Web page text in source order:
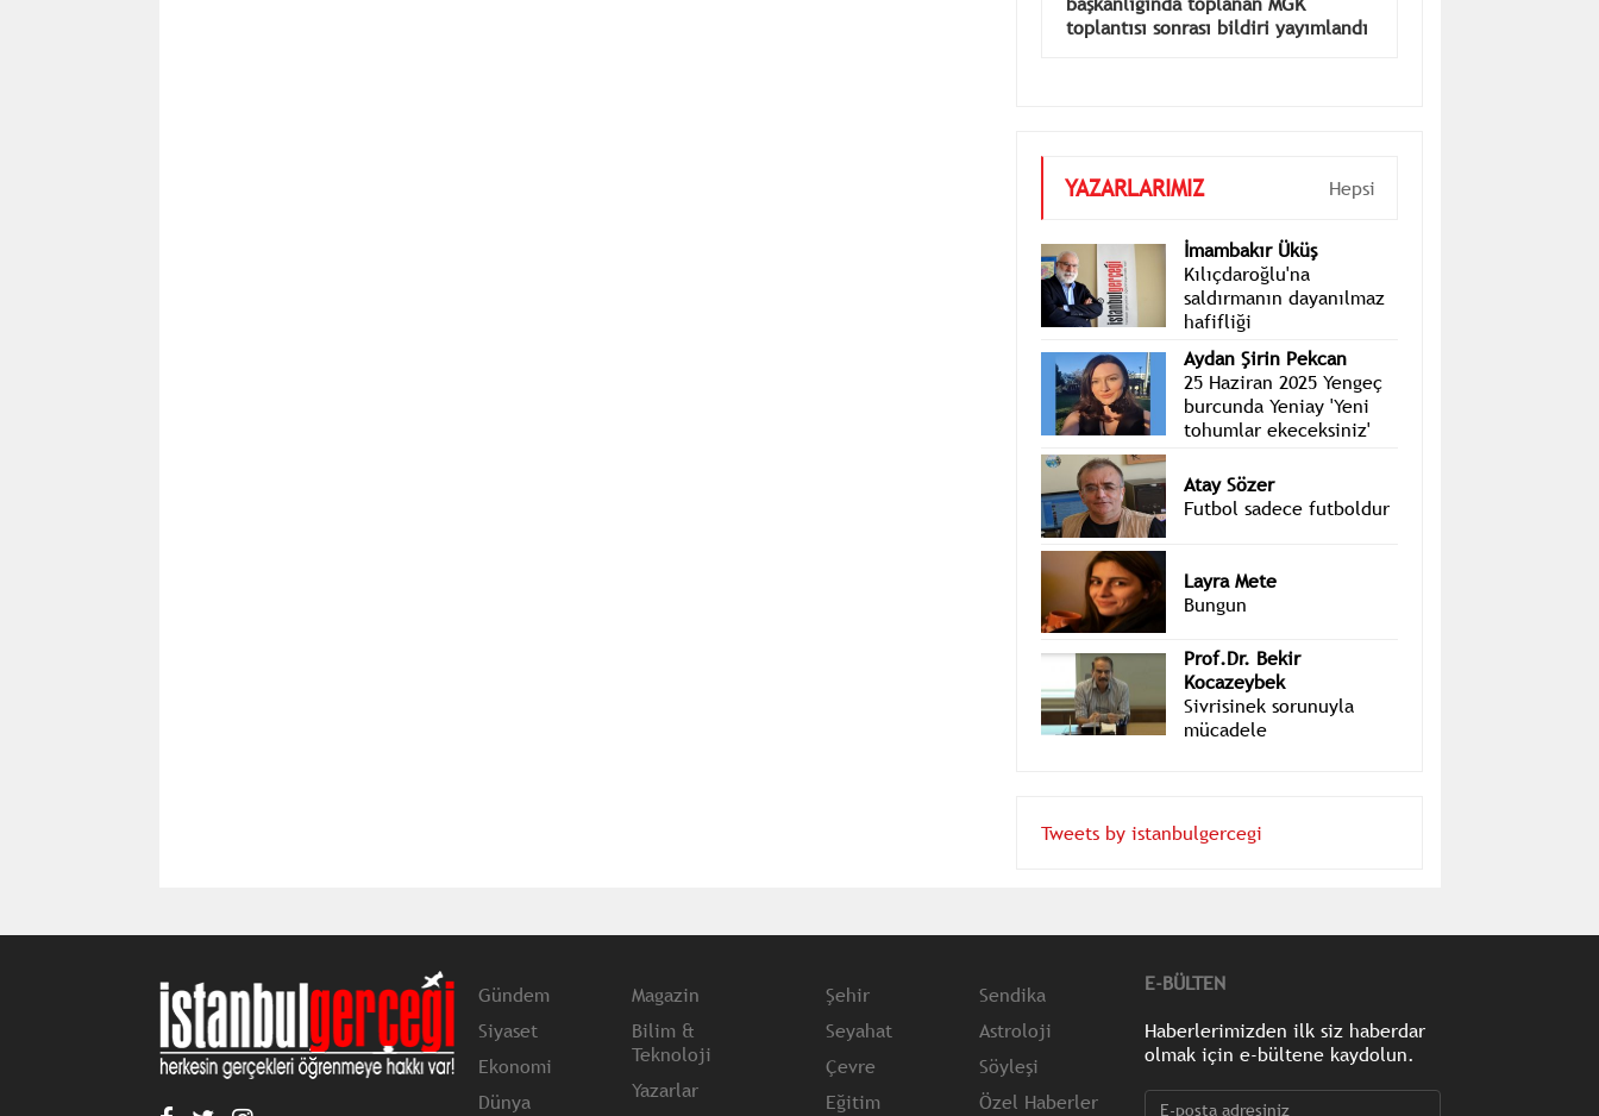
Cumhurbaşkanı Erdoğan'ın
başkanlığında toplanan MGK
İmambakır Üküş
Kılıçdaroğlu'na
saldırmanın dayanılmaz
hafifliği
Aydan Şirin Pekcan
25 Haziran 2025 Yengeç
burcunda Yeniay 'Yeni
Atay Sözer
Layra Mete
Prof.Dr. Bekir
Kocazeybek
Sivrisinek sorunuyla
Gündem
Siyaset
Ekonomi
Magazin
Bilim &
Teknoloji
Şehir
Seyahat
Çevre
Sendika
Astroloji
Söyleşi
E-BÜLTEN
Haberlerimizden ilk siz haberdar
olmak için e-bültene kaydolun.